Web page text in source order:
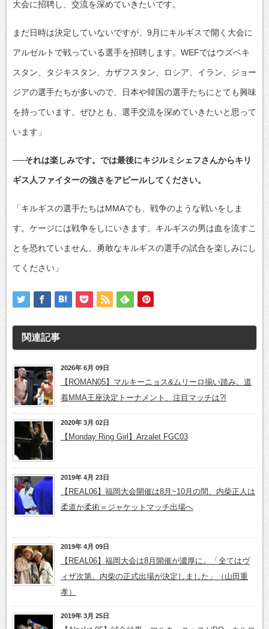
大会に招聘し、交流を深めていきたいです。
まだ日時は決定していないですが、9月にキルギスで開く大会に
アルゼルトで戦っている選手を招聘します。WEFではウズベキ
スタン、タジキスタン、カザフスタン、ロシア、イラン、ジョー
ジアの選手たちが多いので、日本や韓国の選手たちにとても興味
を持っています。ぜひとも、選手交流を深めていきたいと思って
います」
──それは楽しみです。では最後にキジルミシェフさんからキリ
ギス人ファイターの強さをアピールしてください。
「キルギスの選手たちはMMAでも、戦争のような戦いをしま
す。ケージには戦争をしにいきます。キルギスの男は血を流すこ
とを恐れていません。勇敢なキルギスの選手の試合を楽しみにし
てください」
関連記事
2026年 6月 09日
【ROMAN05】マルキーニョス&ムリーロ揃い踏み。道
着MMA王座決定トーナメント、注目マッチは?!
2020年 3月 02日
【Monday Ring Girl】Arzalet FGC03
2019年 4月 23日
【REAL06】福岡大会開催は8月~10月の間、内柴正人は
柔道か柔術＝ジャケットマッチ出場へ
2019年 4月 09日
【REAL06】福岡大会は8月開催が濃厚に。「全てはヴ
ィザ次第。内柴の正式出場が決定しました」（山田重
孝）
2019年 3月 25日